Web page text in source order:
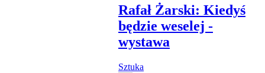
Rafał Żarski: Kiedyś
będzie weselej -
wystawa
Sztuka